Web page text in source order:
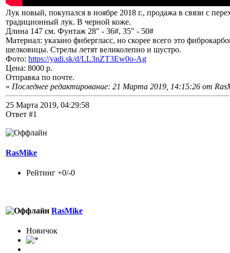
Лук новый, покупался в ноябре 2018 г., продажа в связи с
традиционный лук. В черной коже.
Длина 147 см. Фунтаж 28" - 36#, 35" - 50#
Материал: указано фибергласс, но скорее всего это
шелковицы. Стрелы летят великолепно и шустро.
Фото: https://yadi.sk/d/LL3nZT3Ew0o-Ag
Цена: 8000 р.
Отправка по почте.
« Последнее редактирование: 21 Марта 2019, 14:15:26 от
25 Марта 2019, 04:29:58
Ответ #1
RasMike
Рейтинг +0/-0
RasMike
Новичок